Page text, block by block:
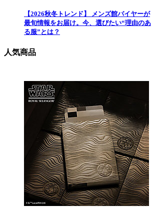
【2026秋冬トレンド】 メンズ館バイヤーが
最旬情報をお届け。今、選びたい“理由のあ
る服”とは？
人気商品